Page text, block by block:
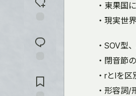
応
を
メ
ン
・東果国
・現実世
・SOV型
・閉音節
・rとlを
・形容詞/